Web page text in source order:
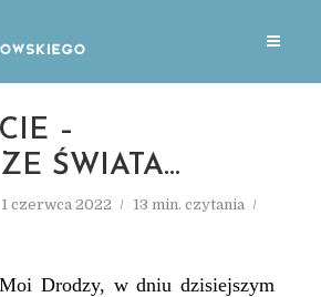
–
ŚWIATA…
1 czerwca 2022
13 min. czytania
Drodzy, w dniu dzisiejszym